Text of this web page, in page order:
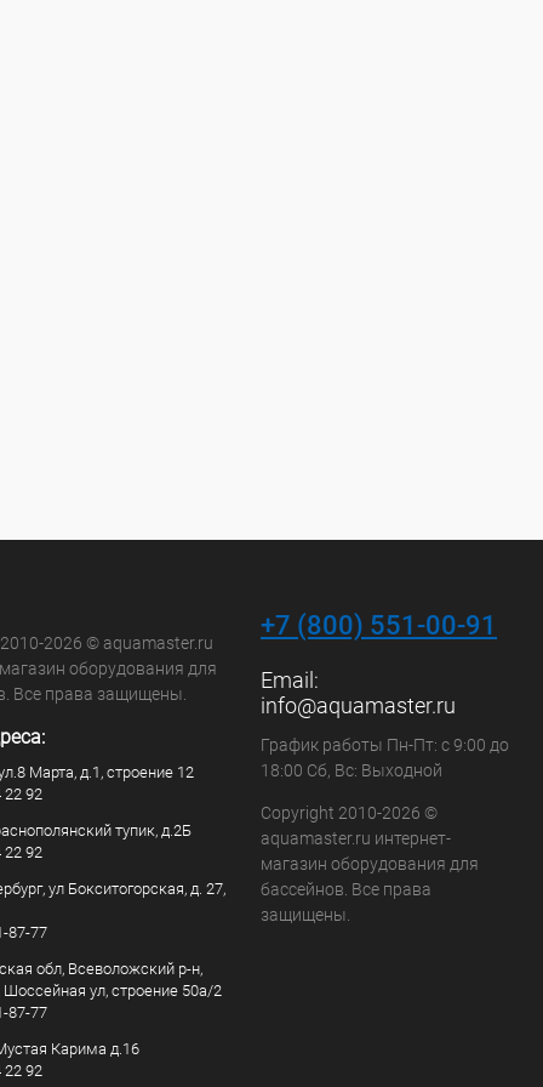
2026 © aquamaster.ru
оборудования для
Все права защищены.
Марта, д.1, строение 12
22 92
тупик, д.2Б
22 92
ул Бокситогорская, д. 27,
87-77
обл, Всеволожский р-н,
Шоссейная ул, строение 50а/2
87-77
Карима д.16
22 92
+7 (800) 551-00-91
Email:
info@aquamaster.ru
График работы Пн-Пт: с 9:00 до
18:00 Сб, Вс: Выходной
Copyright 2010-2026 ©
aquamaster.ru интернет-
магазин оборудования для
бассейнов. Все права
защищены.